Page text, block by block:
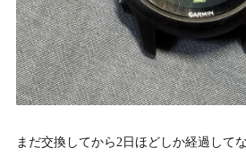
まだ交換してから2日ほどしか経過して